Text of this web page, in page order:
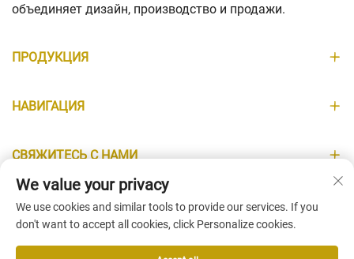
объединяет дизайн, производство и продажи.
ПРОДУКЦИЯ
НАВИГАЦИЯ
СВЯЖИТЕСЬ С НАМИ
ИНФОРМАЦИЯ
We value your privacy
We use cookies and similar tools to provide our services. If you
don't want to accept all cookies, click Personalize cookies.